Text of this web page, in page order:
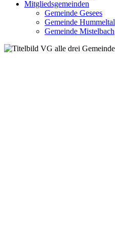
Mitgliedsgemeinden
Gemeinde Gesees
Gemeinde Hummeltal
Gemeinde Mistelbach